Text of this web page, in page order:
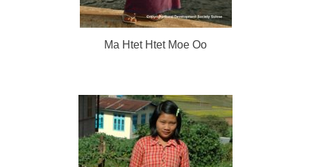
Ma Htet Htet Moe Oo